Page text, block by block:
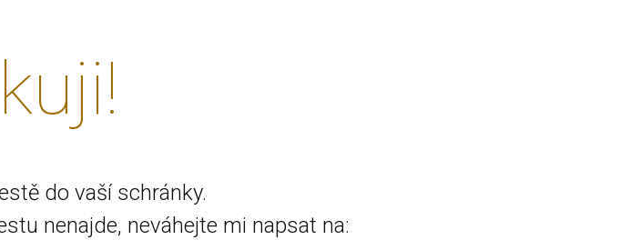
do vaší schránky.
nenajde, neváhejte mi napsat na: